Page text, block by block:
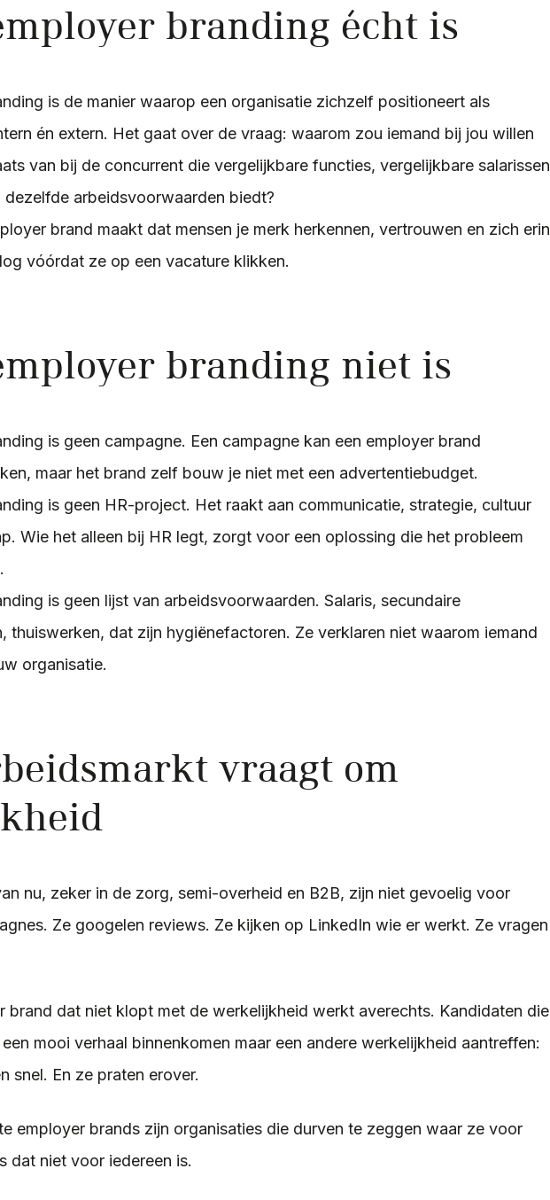
branding écht is
is de manier waarop een organisatie zichzelf positioneert als
én extern. Het gaat over de vraag: waarom zou iemand bij jou willen
van bij de concurrent die vergelijkbare functies, vergelijkbare salarissen
dezelfde arbeidsvoorwaarden biedt?
brand maakt dat mensen je merk herkennen, vertrouwen en zich erin
vóórdat ze op een vacature klikken.
branding niet is
is geen campagne. Een campagne kan een employer brand
maar het brand zelf bouw je niet met een advertentiebudget.
is geen HR-project. Het raakt aan communicatie, strategie, cultuur
Wie het alleen bij HR legt, zorgt voor een oplossing die het probleem
is geen lijst van arbeidsvoorwaarden. Salaris, secundaire
thuiswerken, dat zijn hygiënefactoren. Ze verklaren niet waarom iemand
organisatie.
vraagt om
nu, zeker in de zorg, semi-overheid en B2B, zijn niet gevoelig voor
Ze googelen reviews. Ze kijken op LinkedIn wie er werkt. Ze vragen
brand dat niet klopt met de werkelijkheid werkt averechts. Kandidaten die
mooi verhaal binnenkomen maar een andere werkelijkheid aantreffen:
snel. En ze praten erover.
employer brands zijn organisaties die durven te zeggen waar ze voor
dat niet voor iedereen is.